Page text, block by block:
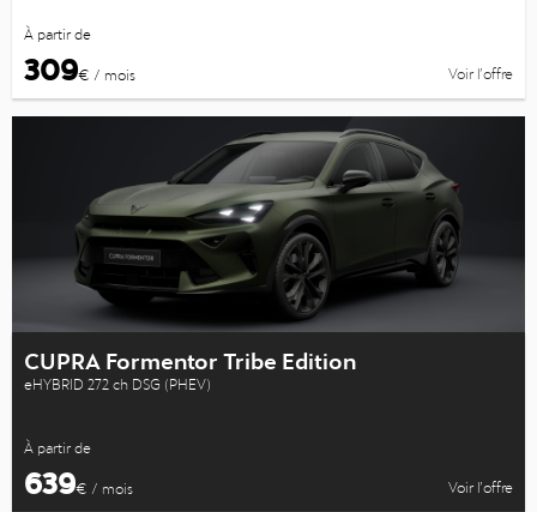
À partir de
309€ / mois Voir l’offre
CUPRA Formentor Tribe Edition
eHYBRID 272 ch DSG (PHEV)
À partir de
639€ / mois Voir l’offre